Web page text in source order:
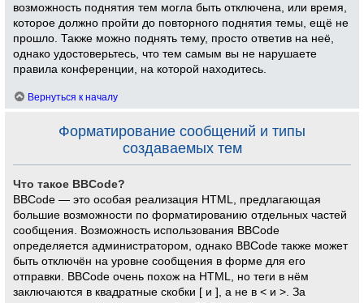
возможность поднятия тем могла быть отключена, или время,
которое должно пройти до повторного поднятия темы, ещё не
прошло. Также можно поднять тему, просто ответив на неё,
однако удостоверьтесь, что тем самым вы не нарушаете
правила конференции, на которой находитесь.
Вернуться к началу
Форматирование сообщений и типы
создаваемых тем
Что такое BBCode?
BBCode — это особая реализация HTML, предлагающая
большие возможности по форматированию отдельных частей
сообщения. Возможность использования BBCode
определяется администратором, однако BBCode также может
быть отключён на уровне сообщения в форме для его
отправки. BBCode очень похож на HTML, но теги в нём
заключаются в квадратные скобки [ и ], а не в < и >. За